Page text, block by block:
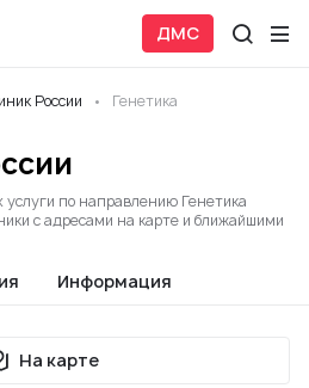
ДМС
России Генетика
по направлению Генетика
с адресами на карте и ближайшими
Информация
На карте